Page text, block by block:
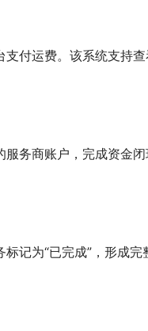
付运费。该系统支持
务商账户，完成资金
记为“已完成”，形成完